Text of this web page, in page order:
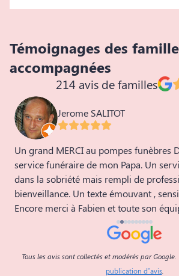
Témoignages des
accompagnées
214 avis de familles
Jerome SALITOT
Un grand MERCI au pompes funèbres
service funéraire de mon Papa. Un
dans la sobriété mais rempli de
bienveillance. Un texte émouvant ,
Encore merci à Fabien et toute son
Tous les avis sont collectés et modérés par
publication d’avis.